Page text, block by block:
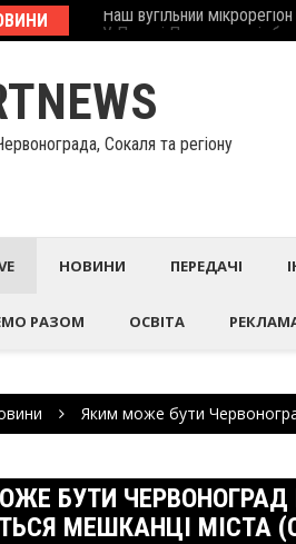
У Палаці Потоцьких
Сокаля та регіону
НОВИНИ ПЕРЕДАЧІ
РАЗОМ ОСВІТА
Яким може бути
БУТИ ЧЕРВОНОГРАД
МЕШКАНЦІ МІСТА